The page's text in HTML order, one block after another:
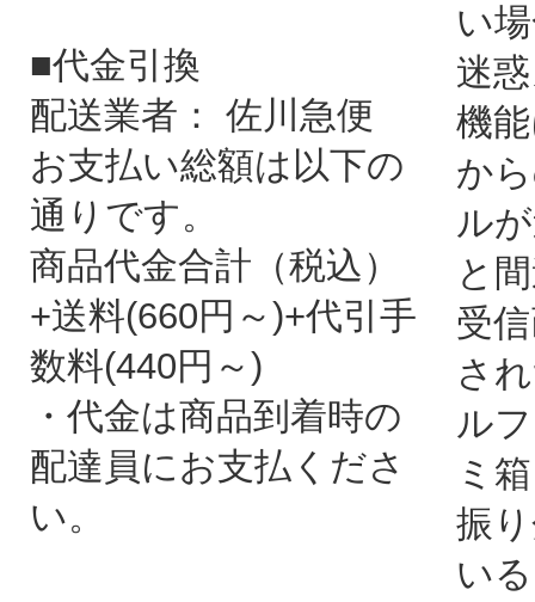
■代金引換
配送業者： 佐川急便
お支払い総額は以下の
通りです。
商品代金合計（税込）
+送料(660円～)+代引手
数料(440円～)
・代金は商品到着時の
配達員にお支払くださ
い。
い
迷
機
か
ル
と
受
さ
ル
ミ
振
い